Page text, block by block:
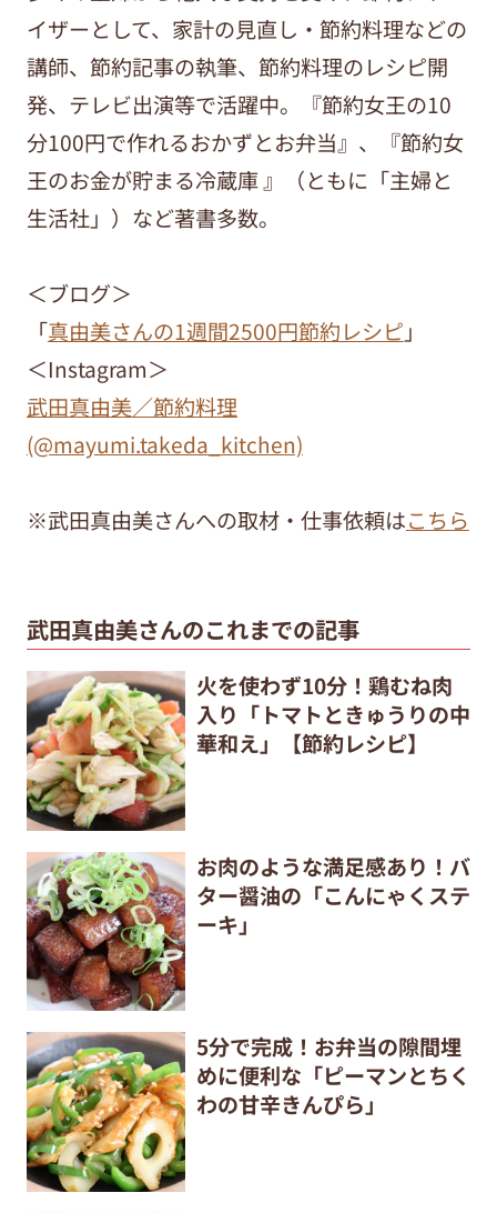
イザーとして、家計の見直し・節約料理などの
講師、節約記事の執筆、節約料理のレシピ開
発、テレビ出演等で活躍中。『節約女王の10
分100円で作れるおかずとお弁当』、『節約女
王のお金が貯まる冷蔵庫 』（ともに「主婦と
生活社」）など著書多数。
＜ブログ＞
「真由美さんの1週間2500円節約レシピ 」
＜Instagram＞
武田真由美／節約料理
(@mayumi.takeda_kitchen)
※武田真由美さんへの取材・仕事依頼はこちら
武田真由美さんのこれまでの記事
火を使わず10分！鶏むね肉
入り「トマトときゅうりの中
華和え」【節約レシピ】
お肉のような満足感あり！バ
ター醤油の「こんにゃくステ
ーキ」
5分で完成！お弁当の隙間埋
めに便利な「ピーマンとちく
わの甘辛きんぴら」